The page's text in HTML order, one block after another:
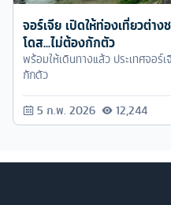
จอร์เจีย เปิดให้ท่องเที่ยวต่า
โดส...ไม่ต้องกักตัว
พร้อมให้เดินทางแล้ว ประเทศจอร์
กักตัว
5 ก.พ. 2026 12,244